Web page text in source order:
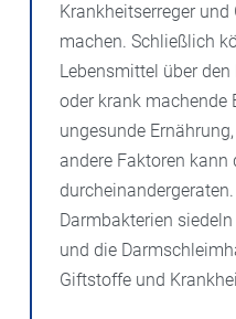
Krankheitserreger
machen. Schließlich
Lebensmittel über
oder krank machende
ungesunde
andere Faktoren
durcheinandergeraten.
Darmbakterien
und die
Giftstoffe und